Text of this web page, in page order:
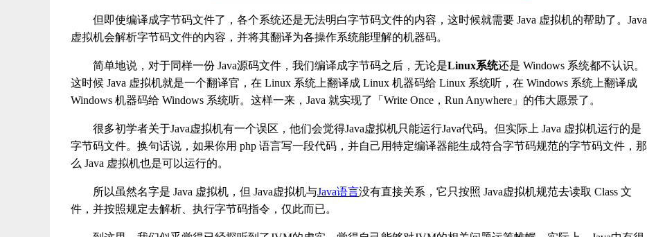
但即使编译成字节码文件了，各个系统还是无法明白字节码文件的内容，这时候就需要 Java 虚拟机的帮助了。Java
虚拟机会解析字节码文件的内容，并将其翻译为各操作系统能理解的机器码。
简单地说，对于同样一份 Java源码文件，我们编译成字节码之后，无论是Linux系统还是 Windows 系统都不认识。
这时候 Java 虚拟机就是一个翻译官，在 Linux 系统上翻译成 Linux 机器码给 Linux 系统听，在 Windows 系统上翻译成
Windows 机器码给 Windows 系统听。这样一来，Java 就实现了「Write Once，Run Anywhere」的伟大愿景了。
很多初学者关于Java虚拟机有一个误区，他们会觉得Java虚拟机只能运行Java代码。但实际上 Java 虚拟机运行的是
字节码文件。换句话说，如果你用 php 语言写一段代码，并自己用特定编译器能生成符合字节码规范的字节码文件，那
么 Java 虚拟机也是可以运行的。
所以虽然名字是 Java 虚拟机，但 Java虚拟机与Java语言没有直接关系，它只按照 Java虚拟机规范去读取 Class 文
件，并按照规定去解析、执行字节码指令，仅此而已。